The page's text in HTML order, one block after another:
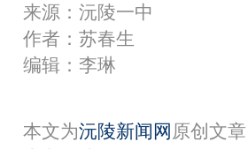
来源：沅陵一中
作者：苏春生
编辑：李琳
本文为沅陵新闻网 原创文